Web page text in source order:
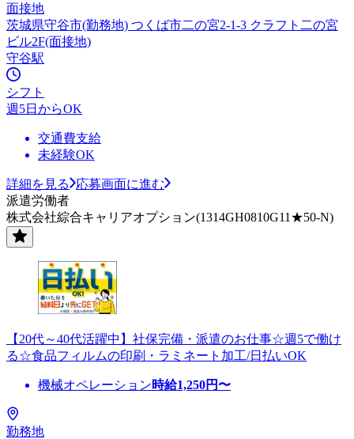
面接地
茨城県守谷市(勤務地) つくば市二の宮2-1-3 クラフト二の宮
ビル2F(面接地)
守谷駅
シフト
週5日からOK
交通費支給
未経験OK
詳細を見る
応募画面に進む
派遣労働者
株式会社綜合キャリアオプション(1314GH0810G11★50-N)
【20代～40代活躍中】社保完備・派遣のお仕事☆週5で働け
る☆食品フィルムの印刷・ラミネート加工/日払いOK
機械オペレーション時給1,250円〜
勤務地